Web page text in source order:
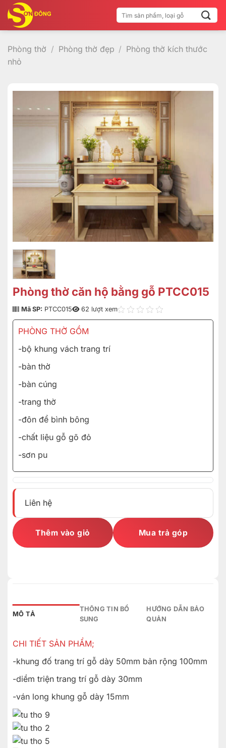
qua
nội
dung
Tìm
kiếm:
Phòng thờ / Phòng thờ đẹp / Phòng thờ kích thước
nhỏ
Phòng thờ căn hộ bằng gỗ PTCC015
Mã SP: PTCC015 62 lượt xem
PHÒNG THỜ GỒM
-bộ khung vách trang trí
-bàn thờ
-bàn cúng
-trang thờ
-đôn để bình bông
-chất liệu gỗ gõ đỏ
-sơn pu
Liên hệ
Thêm vào giỏ Mua trả góp
MÔ TẢ
THÔNG TIN BỔ
SUNG
HƯỚNG DẪN BẢO
QUẢN
CHI TIẾT SẢN PHẨM;
-khung đố trang trí gỗ dày 50mm bản rộng 100mm
-diềm triện trang trí gỗ dày 30mm
-ván long khung gỗ dày 15mm